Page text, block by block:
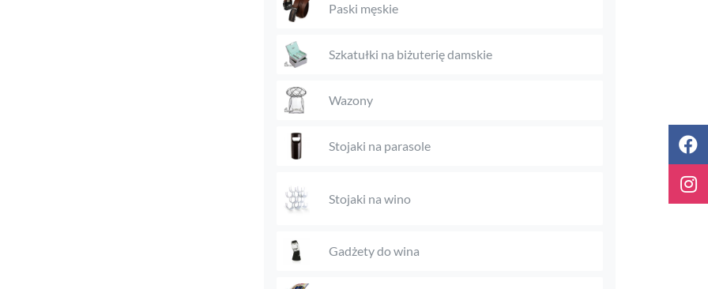
Paski męskie
Szkatułki na biżuterię damskie
Wazony
Stojaki na parasole
Stojaki na wino
Gadżety do wina